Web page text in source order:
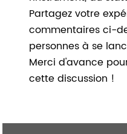
Partagez votre
commentaires ci-
personnes à se
Merci d'avance
cette discussion !